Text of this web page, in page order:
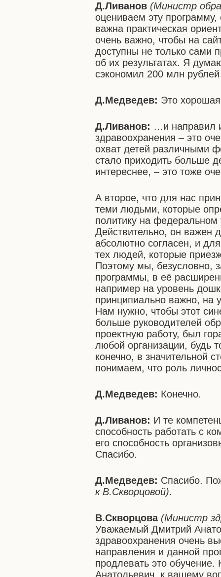
Д.Ливанов (Министр
оцениваем эту
важна практическая
очень важно, чтобы на
доступны не только сами
об их результатах. Я
сэкономил 200 млн
Д.Медведев: Это
Д.Ливанов: …и направил
здравоохранения – это
охват детей различными
стало приходить больше
интереснее, – это тоже
А второе, что для нас
теми людьми, которые
политику на
Действительно, он важен
абсолютно согласен, и
тех людей, которые
Поэтому мы, безусловно,
программы, в её
например на уровень
принципиально важно, на
Нам нужно, чтобы этот
больше руководителей
проектную работу, был
любой организации, будь
конечно, в значительной
понимаем, что роль
Д.Медведев: Конечно.
Д.Ливанов: И те
способность работать с
его способность
Спасибо.
Д.Медведев: Спасибо.
к В.Скворцовой).
В.Скворцова (Министр
Уважаемый Дмитрий
здравоохранения очень
направления и данной
продлевать это
Анатольевич, к вашему